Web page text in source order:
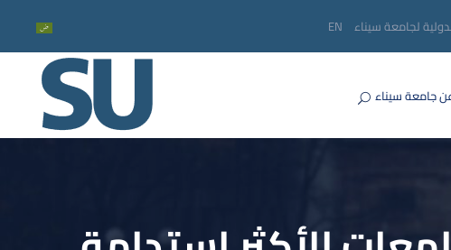
لجامعة سيناء EN
جامعة سيناء